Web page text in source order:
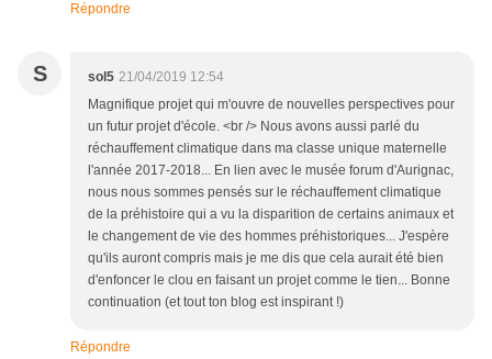
Répondre
S sol5 21/04/2019 12:54
Magnifique projet qui m'ouvre de nouvelles perspectives pour
un futur projet d'école. <br /> Nous avons aussi parlé du
réchauffement climatique dans ma classe unique maternelle
l'année 2017-2018... En lien avec le musée forum d'Aurignac,
nous nous sommes pensés sur le réchauffement climatique
de la préhistoire qui a vu la disparition de certains animaux et
le changement de vie des hommes préhistoriques... J'espère
qu'ils auront compris mais je me dis que cela aurait été bien
d'enfoncer le clou en faisant un projet comme le tien... Bonne
continuation (et tout ton blog est inspirant !)
Répondre